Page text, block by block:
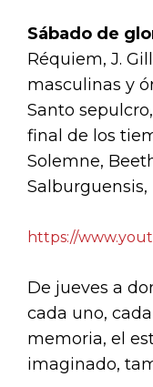
Sábado de
Réquiem, J.
masculinas y
Santo
final de los
Solemne,
Salburguensis,
https://
De jueves a
cada uno,
memoria, el
imaginado,